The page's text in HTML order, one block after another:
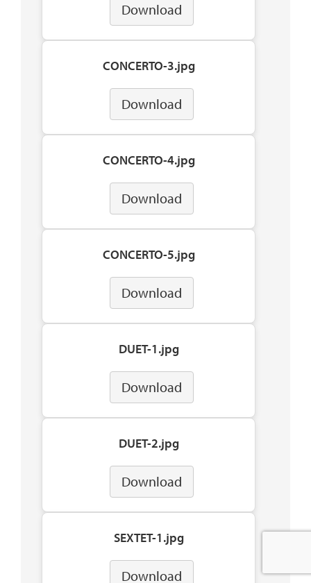
Download
CONCERTO-3.jpg
Download
CONCERTO-4.jpg
Download
CONCERTO-5.jpg
Download
DUET-1.jpg
Download
DUET-2.jpg
Download
SEXTET-1.jpg
Download